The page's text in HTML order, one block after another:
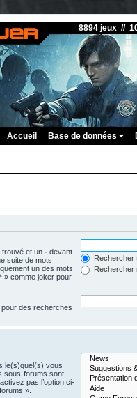
8894 jeux //
Accueil Base de données
trouvé et un - devant
suite de mots
un des mots
» comme joker pour
Rechercher
Rechercher
des recherches
le(s)quel(s) vous
sous-forums sont
pas l’option ci-
».